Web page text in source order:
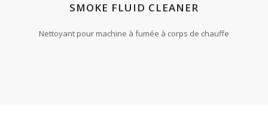
SMOKE FLUID CLEANER
Nettoyant pour machine à fumée à corps de chauffe